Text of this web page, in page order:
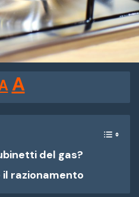
ReducirRestablecer
tamaño
de
AAumentar
tamaño
fuente.
del gas?
razionamento